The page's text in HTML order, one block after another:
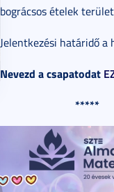
bográcsos ételek
Jelentkezési határidő a
Nevezd a csapatodat
*****